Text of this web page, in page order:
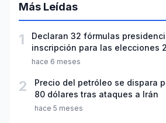
Más Leídas
1
Declaran 32 fórmulas
inscripción para las elecciones
hace 6 meses
2
Precio del petróleo se dispara
80 dólares tras ataques a Irán
hace 5 meses